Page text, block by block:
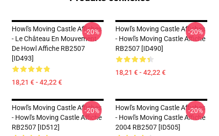
Howl's Moving Castle Affiches
- Le Château En Mouvement
De Howl Affiche RB2507
[ID493]
18,21 € - 42,22 €
-20%
Howl's Moving Castle Affiches
- Howl's Moving Castle Affiche
RB2507 [ID490]
18,21 € - 42,22 €
-20%
Howl's Moving Castle Affiches
- Howl's Moving Castle Affiche
RB2507 [ID512]
-20%
Howl's Moving Castle Affiches
- Howl's Moving Castle Affiche
2004 RB2507 [ID505]
-20%